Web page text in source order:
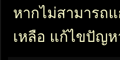
หากไม่สามารถ
เหลือ แก้ไขปัญ